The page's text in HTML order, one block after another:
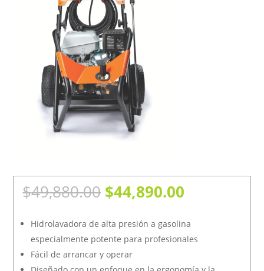
$49,880.00 El
precio
original
era:
$49,880.00.
$44,890.00
actual es:
Hidrolavadora de alta presión a gasolina
especialmente potente para profesionales
Fácil de arrancar y operar